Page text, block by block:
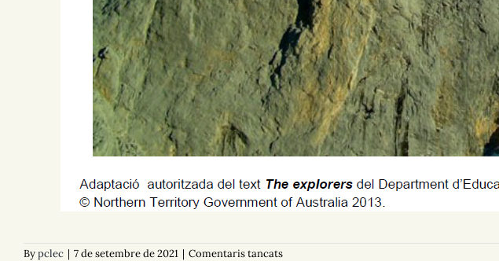
Bypclec | 7 de setembre de 2021 | Comentaris tancatsa